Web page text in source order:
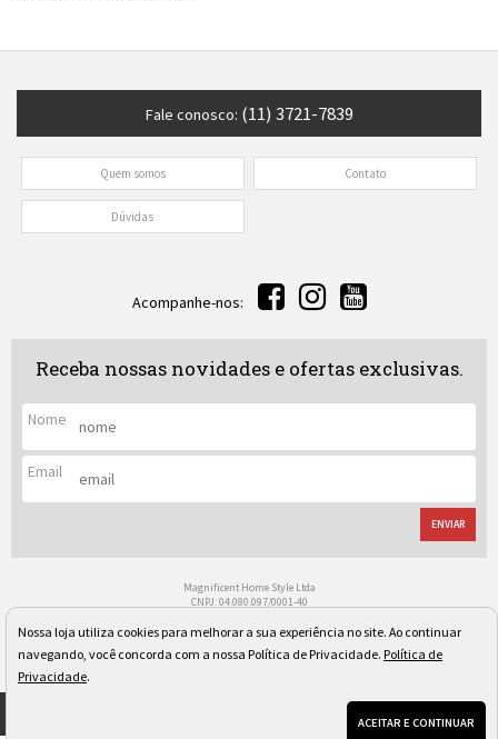
Fale conosco: (11) 3721-7839
Quem somos Contato
Dúvidas
Acompanhe-nos:
Receba nossas novidades e ofertas exclusivas.
Nome
Email
ENVIAR
Magnificent Home Style Ltda
CNPJ: 04.080.097/0001-40
São Paulo/SP - Cep: 05617-030
Os preços, quantidade em estoque e condições de pagamento apresentados neste site não valem
necessariamente para nossa loja física e podem sofrer alterações sem prévia notificação. Imagens
meramente ilustrativas. Pedidos sujeitos a análise e confirmação de dados.
Nossa loja utiliza cookies para melhorar a sua experiência no site. Ao continuar
navegando, você concorda com a nossa Política de Privacidade. Política de
Privacidade.
ACEITAR E CONTINUAR